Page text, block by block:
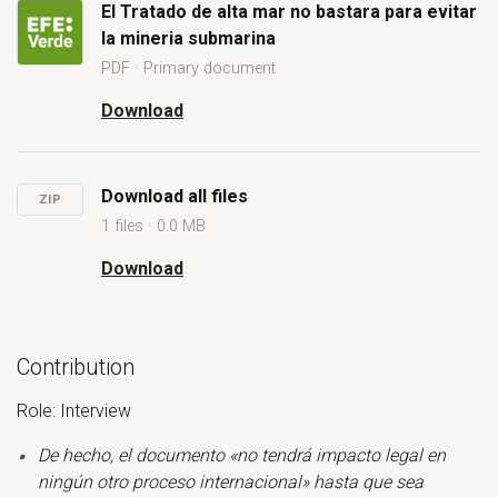
Open El Tratado de alta mar no bastara para evitar la mineria
El Tratado de alta mar no bastara para evitar
la mineria submarina
PDF · Primary document
Download
El Tratado de alta mar no bastara para evitar
ZIP Download all files
1 files · 0.0 MB
Download
Download all files
Contribution
Role: Interview
De hecho, el documento «no tendrá impacto legal en
ningún otro proceso internacional» hasta que sea